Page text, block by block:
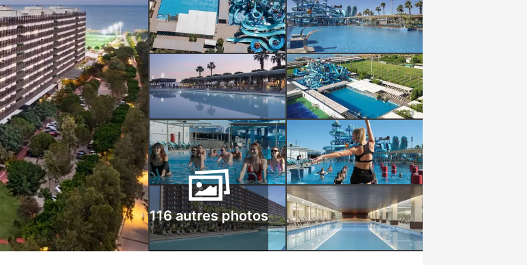
116 autres photos